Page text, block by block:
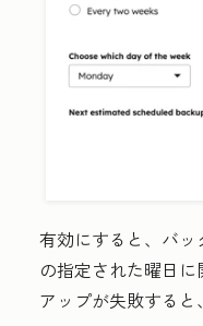
有効にすると、バッ
の指定された曜日
アップが失敗すると